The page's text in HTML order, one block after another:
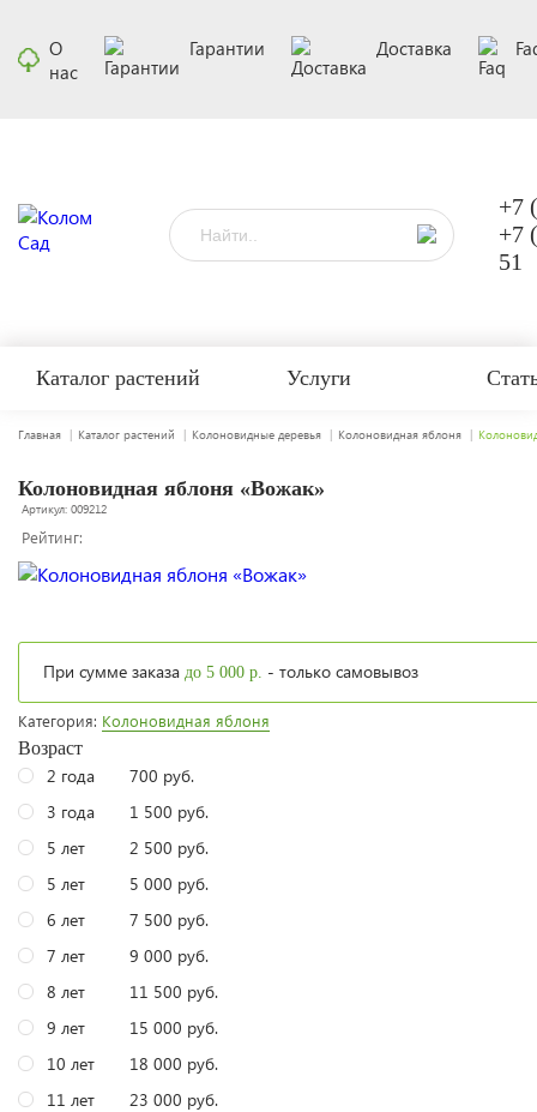
О
нас
Гарантии Доставка
+7
+7
51
Каталог растений Услуги
Главная Каталог растений Колоновидные деревья Колоновидная яблоня
Колоновидная яблоня «Вожак»
Артикул: 009212
Рейтинг:
При сумме заказа до 5 000 р. - только самовывоз
Категория: Колоновидная яблоня
Возраст
2 года
700 руб.
3 года
1 500 руб.
5 лет
2 500 руб.
5 лет
5 000 руб.
6 лет
7 500 руб.
7 лет
9 000 руб.
8 лет
11 500 руб.
9 лет
15 000 руб.
10 лет
18 000 руб.
11 лет
23 000 руб.